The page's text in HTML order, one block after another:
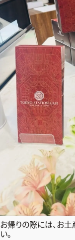
お帰りの際には、お
い。